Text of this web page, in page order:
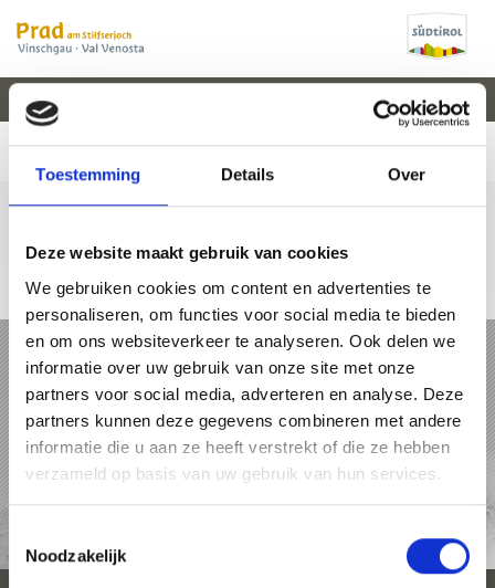
Toestemming Details Over
Deze website maakt gebruik van cookies
We gebruiken cookies om content en advertenties te
personaliseren, om functies voor social media te bieden
en om ons websiteverkeer te analyseren. Ook delen we
informatie over uw gebruik van onze site met onze
partners voor social media, adverteren en analyse. Deze
partners kunnen deze gegevens combineren met andere
informatie die u aan ze heeft verstrekt of die ze hebben
verzameld op basis van uw gebruik van hun services.
Noodzakelijk
KAART
V
VAL VENOSTA
+39 0473 61 60 34 office@prad.info Online-kaart
VAKANTIE IN PRAD AM STILFSERJOCH
PAKKETTEN
ACCOMMODATIES